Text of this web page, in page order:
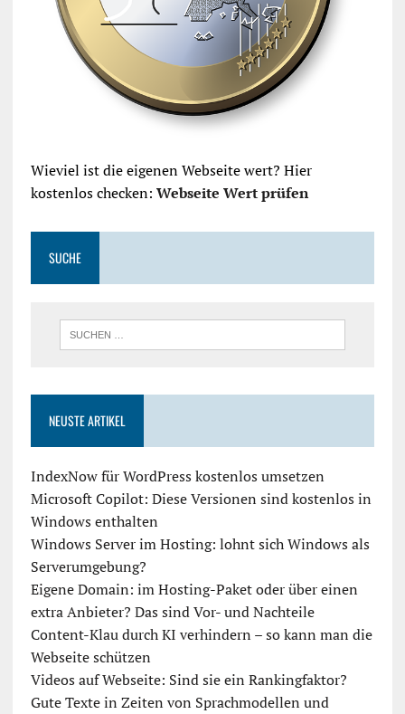
Wieviel ist die eigenen Webseite wert? Hier
kostenlos checken: Webseite Wert prüfen
SUCHE
NEUSTE ARTIKEL
IndexNow für WordPress kostenlos umsetzen
Microsoft Copilot: Diese Versionen sind kostenlos in
Windows enthalten
Windows Server im Hosting: lohnt sich Windows als
Serverumgebung?
Eigene Domain: im Hosting-Paket oder über einen
extra Anbieter? Das sind Vor- und Nachteile
Content-Klau durch KI verhindern – so kann man die
Webseite schützen
Videos auf Webseite: Sind sie ein Rankingfaktor?
Gute Texte in Zeiten von Sprachmodellen und